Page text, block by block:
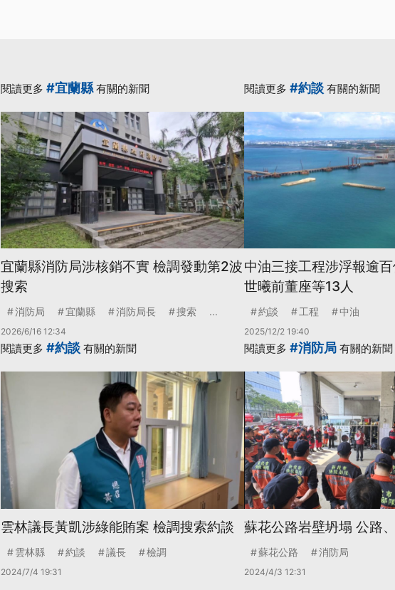
閱讀更多 #宜蘭縣有關的新聞
宜蘭縣消防局涉核銷不實 檢調發動第2波
搜索
消防局 宜蘭縣 消防局長 搜索 ...
2026/6/16 12:34
閱讀更多 #約談 有關的新聞
中油三接工程涉浮報逾
世曦前董座等13人
約談 工程 中油
2025/12/2 19:40
閱讀更多 #約談 有關的新聞
雲林議長黃凱涉綠能賄案 檢調搜索約談
雲林縣 約談 議長 檢調
2024/7/4 19:31
閱讀更多 #消防局 有關的新聞
蘇花公路岩壁坍塌 公路
蘇花公路 消防局
2024/4/3 12:31